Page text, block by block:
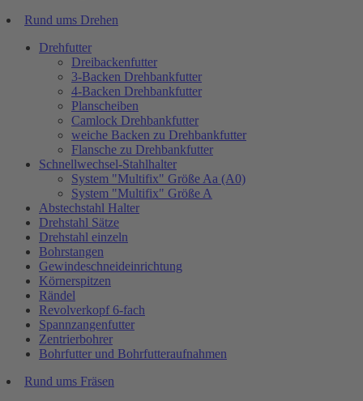
Rund ums Drehen
Drehfutter
Dreibackenfutter
3-Backen Drehbankfutter
4-Backen Drehbankfutter
Planscheiben
Camlock Drehbankfutter
weiche Backen zu Drehbankfutter
Flansche zu Drehbankfutter
Schnellwechsel-Stahlhalter
System "Multifix" Größe Aa (A0)
System "Multifix" Größe A
Abstechstahl Halter
Drehstahl Sätze
Drehstahl einzeln
Bohrstangen
Gewindeschneideinrichtung
Körnerspitzen
Rändel
Revolverkopf 6-fach
Spannzangenfutter
Zentrierbohrer
Bohrfutter und Bohrfutteraufnahmen
Rund ums Fräsen